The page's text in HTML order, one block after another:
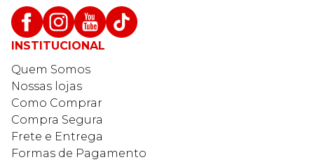
INSTITUCIONAL
Quem Somos
Nossas lojas
Como Comprar
Compra Segura
Frete e Entrega
Formas de Pagamento